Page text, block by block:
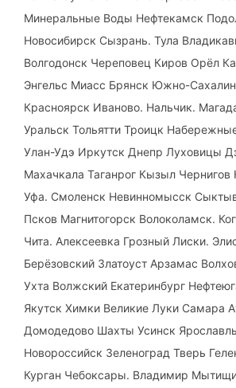
Минеральные Воды Нефтекамск
Новосибирск Сызрань. Тула
Волгодонск Череповец Киров Орёл
Энгельс Миасс Брянск Южно-
Красноярск Иваново. Нальчик.
Уральск Тольятти Троицк
Улан-Удэ Иркутск Днепр Луховицы
Махачкала Таганрог Кызыл
Уфа. Смоленск Невинномысск
Псков Магнитогорск Волоколамск.
Чита. Алексеевка Грозный Лиски.
Берёзовский Златоуст Арзамас
Ухта Волжский Екатеринбург
Якутск Химки Великие Луки Самара
Домодедово Шахты Усинск
Новороссийск Зеленоград Тверь
Курган Чебоксары. Владимир